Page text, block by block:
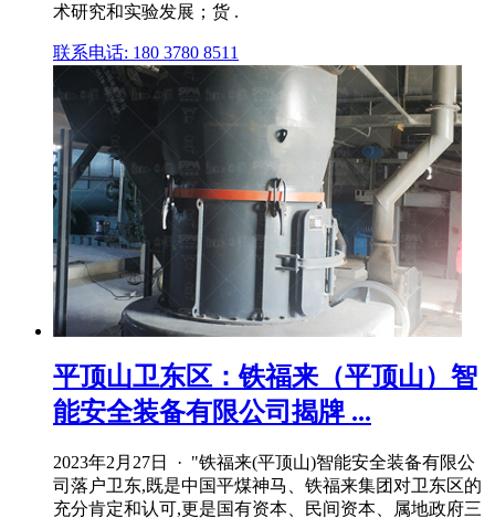
术研究和实验发展；货 .
联系电话: 180 3780 8511
平顶山卫东区：铁福来（平顶山）智
能安全装备有限公司揭牌 ...
2023年2月27日 · "铁福来(平顶山)智能安全装备有限公
司落户卫东,既是中国平煤神马、铁福来集团对卫东区的
充分肯定和认可,更是国有资本、民间资本、属地政府三